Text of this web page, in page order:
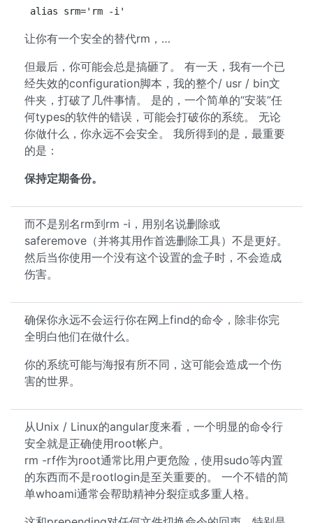
alias srm='rm -i'
让你有一个安全的替代rm，…
但最后，你可能会总是搞砸了。 有一天，我有一个已
经失效的configuration脚本，我的整个/ usr / bin文
件夹，打破了几件事情。 是的，一个简单的“安装”任
何types的软件的错误，可能会打破你的系统。 无论
你做什么，你永远不会安全。 我所得到的是，最重要
的是：
保持定期备份。
而不是别名rm到rm -i，用别名说删除或
saferemove（并将其用作首选删除工具）不是更好。
然后当你使用一个没有这个设置的盒子时，不会造成
伤害。
确保你永远不会运行你在网上find的命令，除非你完
全明白他们在做什么。
你的系统可能与海报有所不同，这可能会造成一个伤
害的世界。
从Unix / Linux的angular度来看，一个明显的命令行
安全就是正确使用root帐户。
rm -rf作为root通常比用户更危险，使用sudo等内置
的东西而不是rootlogin是至关重要的。 一个不错的简
单whoami通常会帮助精神分裂症或多重人格。